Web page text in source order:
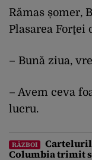
Rămas șomer,
Plasarea Forţei
– Bună ziua,
– Avem ceva
lucru.
RĂZBOI
Columbia trimit